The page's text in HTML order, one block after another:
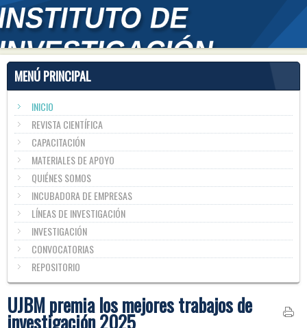
MENÚ PRINCIPAL
INICIO
REVISTA CIENTÍFICA
CAPACITACIÓN
MATERIALES DE APOYO
QUIÉNES SOMOS
INCUBADORA DE EMPRESAS
LÍNEAS DE INVESTIGACIÓN
INVESTIGACIÓN
CONVOCATORIAS
REPOSITORIO
UJBM premia los mejores trabajos de
investigación 2025